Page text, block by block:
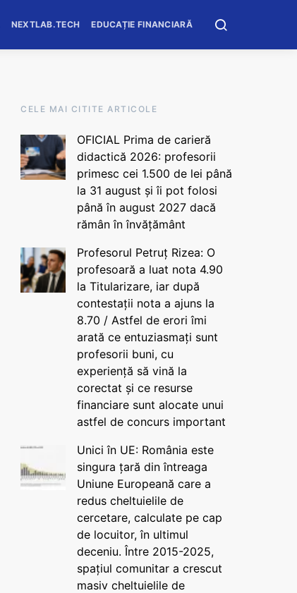
NEXTLAB.TECH EDUCAȚIE FINANCIARĂ
CELE MAI CITITE ARTICOLE
OFICIAL Prima de carieră
didactică 2026: profesorii
primesc cei 1.500 de lei până
la 31 august și îi pot folosi
până în august 2027 dacă
rămân în învățământ
Profesorul Petruț Rizea: O
profesoară a luat nota 4.90
la Titularizare, iar după
contestații nota a ajuns la
8.70 / Astfel de erori îmi
arată ce entuziasmați sunt
profesorii buni, cu
experiență să vină la
corectat și ce resurse
financiare sunt alocate unui
astfel de concurs important
Unici în UE: România este
singura țară din întreaga
Uniune Europeană care a
redus cheltuielile de
cercetare, calculate pe cap
de locuitor, în ultimul
deceniu. Între 2015-2025,
spațiul comunitar a crescut
masiv cheltuielile de